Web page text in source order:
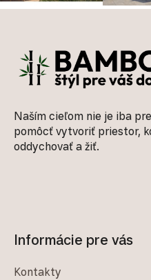
Naším cieľom nie je iba
pomôcť vytvoriť priestor,
oddychovať a žiť.
Informácie pre vás
Kontakty